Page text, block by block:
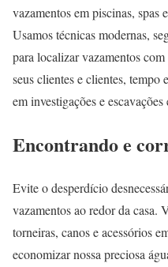
vazamentos em piscinas, spas
Usamos técnicas modernas,
para localizar vazamentos
seus clientes e clientes, tempo
em investigações e
Encontrando e
Evite o desperdício
vazamentos ao redor da casa.
torneiras, canos e acessórios
economizar nossa preciosa